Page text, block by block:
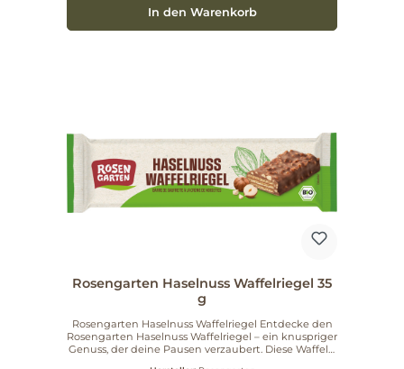
In den Warenkorb
Rosengarten Haselnuss Waffelriegel 35
g
Rosengarten Haselnuss Waffelriegel Entdecke den
Rosengarten Haselnuss Waffelriegel – ein knuspriger
Genuss, der deine Pausen verzaubert. Diese Waffeln